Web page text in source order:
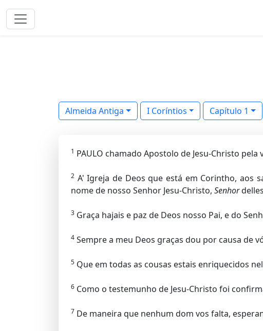
Almeida Antiga I Coríntios Capítulo 1
1 PAULO chamado Apostolo de Jesu-Christo
2 A' Igreja de Deos que está em Corintho, aos
nome de nosso Senhor Jesu-Christo, Senhor
3 Graça hajais e paz de Deos nosso Pai, e do
4 Sempre a meu Deos graças dou por causa de
5 Que em todas as cousas estais enriquecidos
6 Como o testemunho de Jesu-Christo foi
7 De maneira que nenhum dom vos falta,